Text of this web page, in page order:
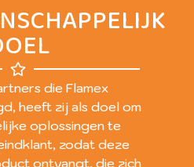
die Flamex
heeft zij als doel om
oplossingen te
zodat deze
ontvangt, die zich